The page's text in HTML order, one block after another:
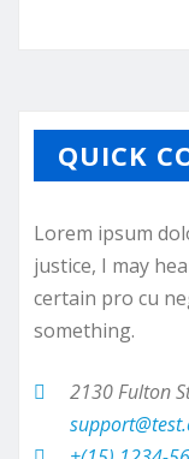
QUICK
Lorem ipsum
justice, I may
certain pro cu
something.
2130 Fulton